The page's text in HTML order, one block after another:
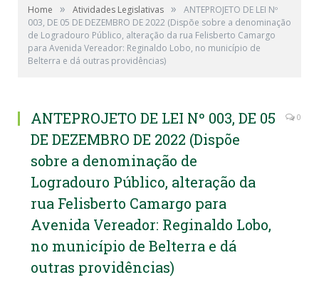
Home » Atividades Legislativas »
ANTEPROJETO DE LEI Nº
003, DE 05 DE DEZEMBRO DE 2022 (Dispõe sobre a denominação
de Logradouro Público, alteração da rua Felisberto Camargo
para Avenida Vereador: Reginaldo Lobo, no município de
Belterra e dá outras providências)
ANTEPROJETO DE LEI Nº 003, DE 05
DE DEZEMBRO DE 2022 (Dispõe
sobre a denominação de
Logradouro Público, alteração da
rua Felisberto Camargo para
Avenida Vereador: Reginaldo Lobo,
no município de Belterra e dá
outras providências)
0